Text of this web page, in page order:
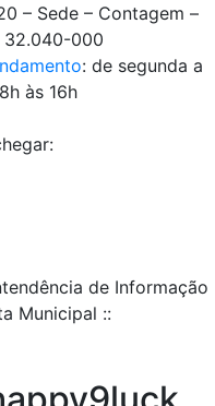
– Sede – Contagem –
32.040-000
: de segunda a
às 16h
de Informação
Municipal ::